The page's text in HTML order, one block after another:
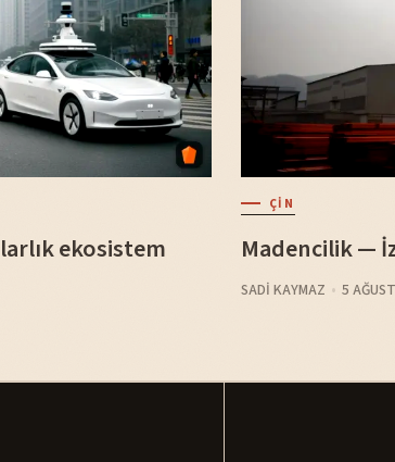
ekosistem
ÇIN
Madencilik —
SADI KAYMAZ 5